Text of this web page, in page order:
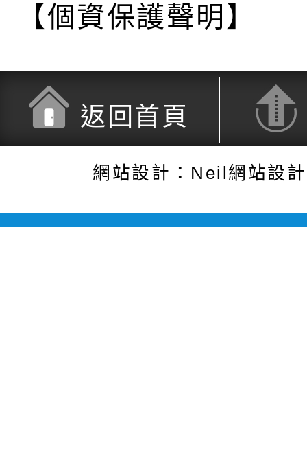
【個資保護聲明】
返回首頁
網站設計：Neil網站設